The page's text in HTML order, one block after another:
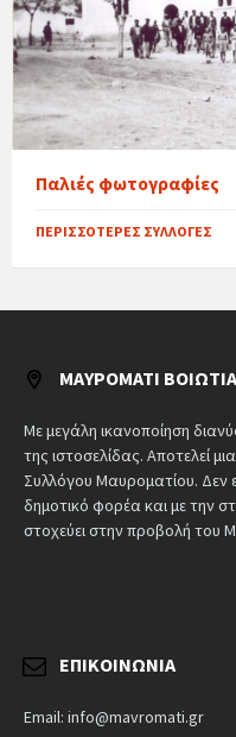
Παλιές φωτογραφίες
ΠΕΡΙΣΣΌΤΕΡΕΣ ΣΥΛΛΟΓΈΣ
ΜΑΥΡΟΜΆΤΙ
Με μεγάλη ικανοποίηση
της ιστοσελίδας. Αποτελεί
Συλλόγου Μαυροματίου. Δεν
δημοτικό φορέα και με την
στοχεύει στην προβολή του
ΕΠΙΚΟΙΝΩΝΊΑ
Email: info@mavromati.gr